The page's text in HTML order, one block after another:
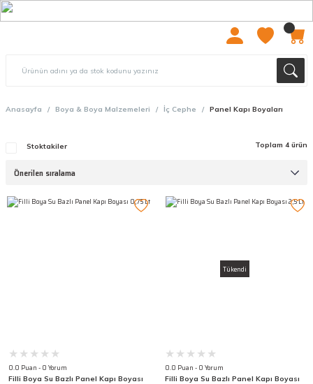
Anasayfa Boya & Boya Malzemeleri İç Cephe Panel Kapı Boyaları
Stoktakiler Toplam 4 ürün
0.0 Puan - 0 Yorum
Filli Boya Su Bazlı Panel Kapı Boyası
Tükendi
0.0 Puan - 0 Yorum
Filli Boya Su Bazlı Panel Kapı Boyası